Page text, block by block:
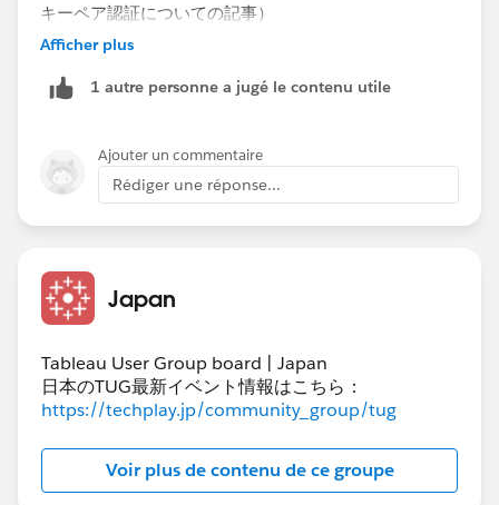
キーペア認証についての記事）
snowflake-keypairoauth/
ースがあるようです(一般的に)。
ただし、ヘルプなどに記載の方法と異なる場合の設定に
よる動作については保証外になると思われます。何か問
題が生じてSalesforceに問い合わせしたとして、まずは
こちらのTableauのSnowflakeのキーペア認証関連のヘ
されております。
https://help.tableau.com/current/online/en-
us/snowflake_key_pair_auth.htm
回答になっておりますでしょうか。
Afficher plus
1 autre personne a jugé le contenu utile
Ajouter un commentaire
Rédiger une réponse...
Japan
Tableau User Group board | Japan
日本のTUG最新イベント情報はこちら：
https://techplay.jp/community_group/tug
Voir plus de contenu de ce groupe